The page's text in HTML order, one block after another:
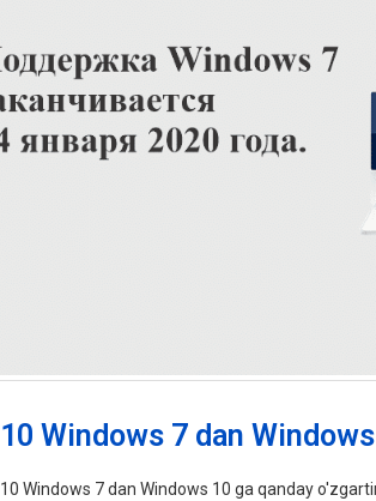
10 Windows 7 dan
10 Windows 7 dan Windows 10 ga qanday